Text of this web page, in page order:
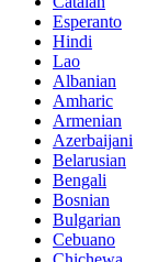
Esperanto
Hindi
Lao
Albanian
Amharic
Armenian
Azerbaijani
Belarusian
Bengali
Bosnian
Bulgarian
Cebuano